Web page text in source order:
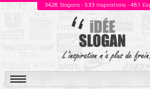
3428 Slogans - 533 Inspirations - 481
Aller